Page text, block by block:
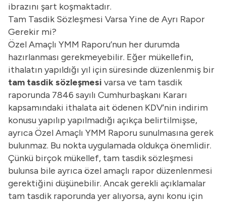
ibrazını şart koşmaktadır.
Tam Tasdik Sözleşmesi Varsa Yine de Ayrı Rapor
Gerekir mi?
Özel Amaçlı YMM Raporu’nun her durumda
hazırlanması gerekmeyebilir. Eğer mükellefin,
ithalatın yapıldığı yıl için süresinde düzenlenmiş bir
tam tasdik sözleşmesi varsa ve tam tasdik
raporunda 7846 sayılı Cumhurbaşkanı Kararı
kapsamındaki ithalata ait ödenen KDV’nin indirim
konusu yapılıp yapılmadığı açıkça belirtilmişse,
ayrıca Özel Amaçlı YMM Raporu sunulmasına gerek
bulunmaz. Bu nokta uygulamada oldukça önemlidir.
Çünkü birçok mükellef, tam tasdik sözleşmesi
bulunsa bile ayrıca özel amaçlı rapor düzenlenmesi
gerektiğini düşünebilir. Ancak gerekli açıklamalar
tam tasdik raporunda yer alıyorsa, aynı konu için